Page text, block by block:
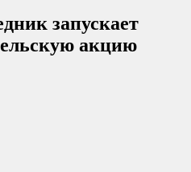
запускает
акцию